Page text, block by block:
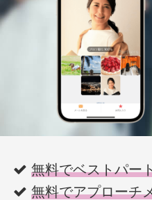
無料でベストパー
無料でアプローチ